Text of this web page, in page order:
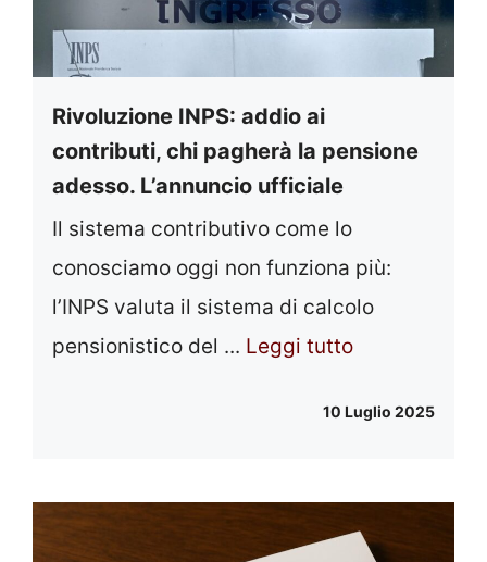
Rivoluzione INPS: addio ai
contributi, chi pagherà la pensione
adesso. L’annuncio ufficiale
Il sistema contributivo come lo
conosciamo oggi non funziona più:
l’INPS valuta il sistema di calcolo
pensionistico del ... Leggi tutto
10 Luglio 2025